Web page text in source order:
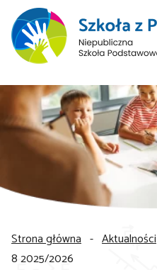
Strona główna - Aktualności
8 2025/2026